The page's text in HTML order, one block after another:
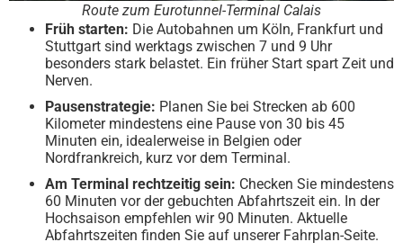
Route zum Eurotunnel-Terminal Calais
Früh starten: Die Autobahnen um Köln, Frankfurt und
Stuttgart sind werktags zwischen 7 und 9 Uhr
besonders stark belastet. Ein früher Start spart Zeit und
Nerven.
Pausenstrategie: Planen Sie bei Strecken ab 600
Kilometer mindestens eine Pause von 30 bis 45
Minuten ein, idealerweise in Belgien oder
Nordfrankreich, kurz vor dem Terminal.
Am Terminal rechtzeitig sein: Checken Sie mindestens
60 Minuten vor der gebuchten Abfahrtszeit ein. In der
Hochsaison empfehlen wir 90 Minuten. Aktuelle
Abfahrtszeiten finden Sie auf unserer Fahrplan-Seite.